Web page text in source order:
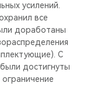
усилений.
все
доработаны
С
достигнуты